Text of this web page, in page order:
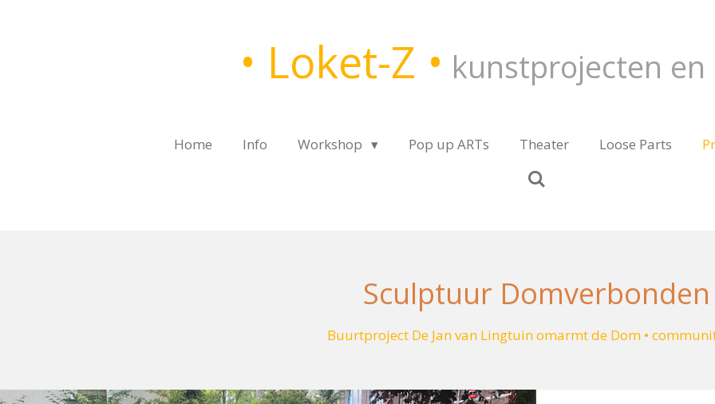
• Loket-Z • kunstprojecten en
Home Info Workshop Pop up ARTs Theater Loose Parts
Sculptuur Domverbonden
Buurtproject De Jan van Lingtuin omarmt de Dom •